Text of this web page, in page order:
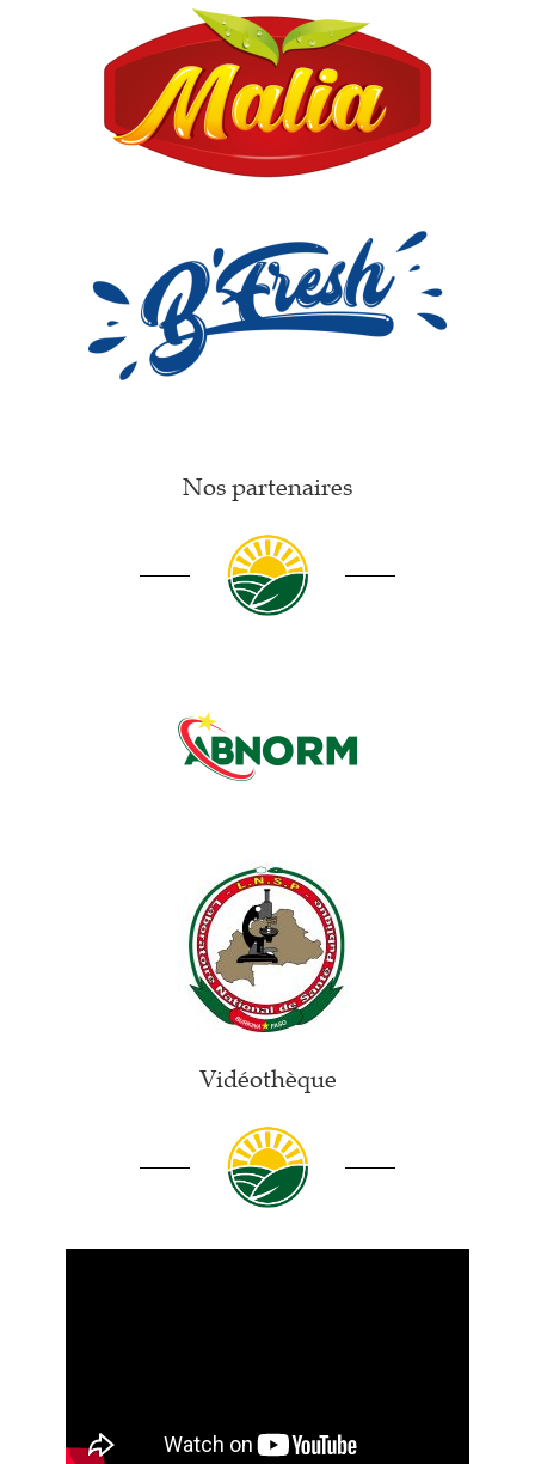
Nos partenaires
Vidéothèque